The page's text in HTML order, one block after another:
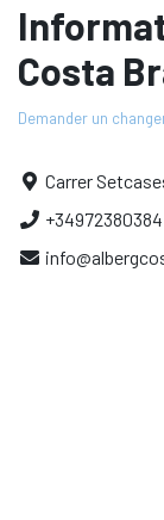
Costa
Demander un
Carrer
+34972380384